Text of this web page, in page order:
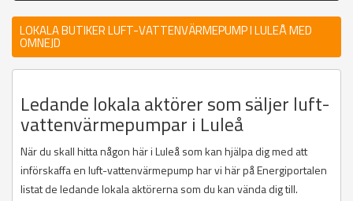
LOKALA BUTIKER LUFT-VATTENVÄRMEPUMP I LULEÅ MED
OMNEJD
Ledande lokala aktörer som säljer luft-
vattenvärmepumpar i Luleå
När du skall hitta någon här i Luleå som kan hjälpa dig med att
införskaffa en luft-vattenvärmepump har vi här på Energiportalen
listat de ledande lokala aktörerna som du kan vända dig till.